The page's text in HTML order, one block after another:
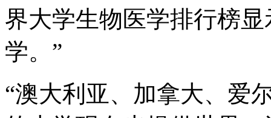
界大学生物医学排行榜
学。”
“澳大利亚、加拿大、爱